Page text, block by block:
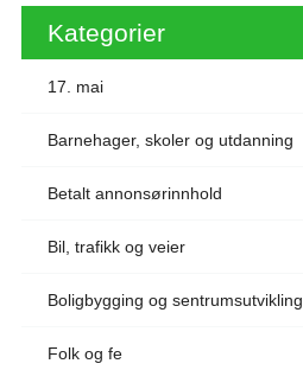
Kategorier
17. mai
Barnehager, skoler og utdanning
Betalt annonsørinnhold
Bil, trafikk og veier
Boligbygging og sentrumsutvikling
Folk og fe